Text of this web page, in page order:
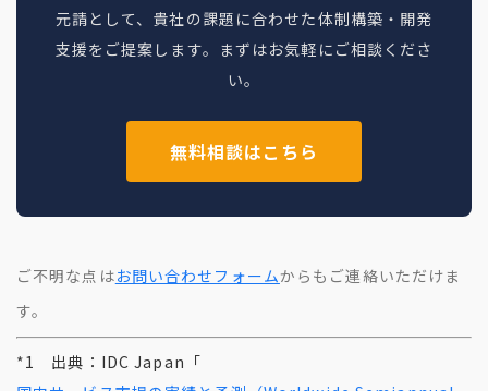
元請として、貴社の課題に合わせた体制構築・開発
支援をご提案します。まずはお気軽にご相談くださ
い。
無料相談はこちら
ご不明な点はお問い合わせフォームからもご連絡いただけま
す。
*1 出典：IDC Japan「